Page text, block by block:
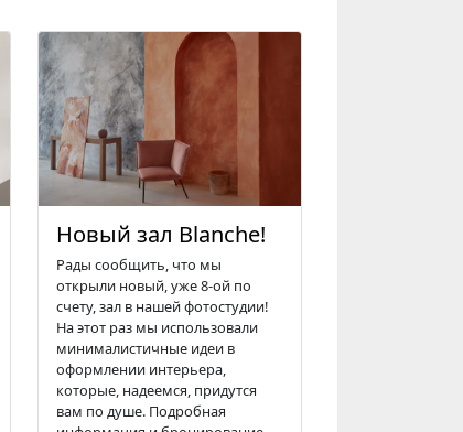
Новый зал Blanche!
Рады сообщить, что мы
открыли новый, уже 8-ой по
счету, зал в нашей фотостудии!
На этот раз мы использовали
минималистичные идеи в
оформлении интерьера,
которые, надеемся, придутся
вам по душе. Подробная